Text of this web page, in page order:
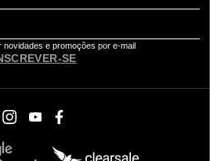
SE
novidades e promoções por e-mail